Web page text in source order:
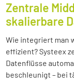
Zentrale
skalierbare
Wie integriert man
effizient? Systeex
Datenflüsse
beschleunigt – bei